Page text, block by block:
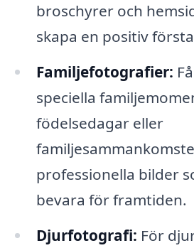
broschyrer och
skapa en positiv
Familjefotografier:
speciella
födelsedagar eller
professionella bilder
bevara för framtiden.
Djurfotografi: För